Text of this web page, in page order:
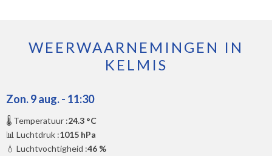
WEERWAARNEMINGEN IN
KELMIS
Zon. 9 aug. - 11:30
🌡️ Temperatuur :24.3 °C
📊 Luchtdruk :1015 hPa
💧 Luchtvochtigheid :46 %